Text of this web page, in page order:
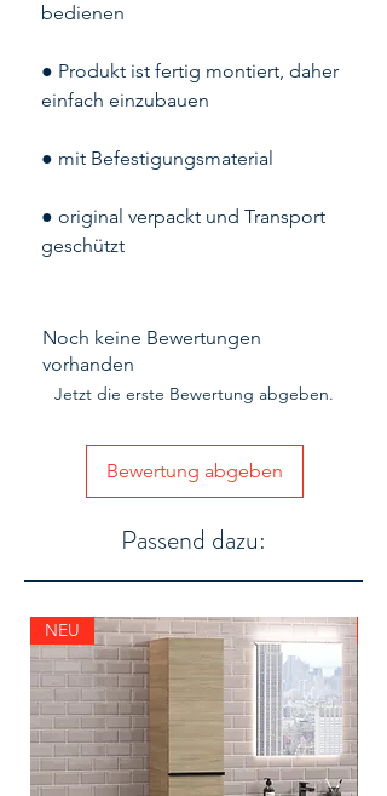
bedienen
● Produkt ist fertig montiert, daher
einfach einzubauen
● mit Befestigungsmaterial
● original verpackt und Transport
geschützt
Noch keine Bewertungen
vorhanden
Jetzt die erste Bewertung abgeben.
Bewertung abgeben
Passend dazu:
NEU